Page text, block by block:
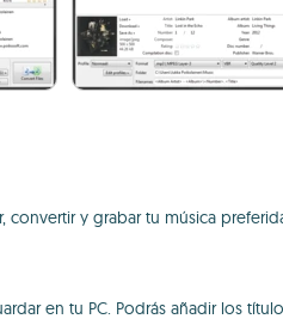
y grabar tu música
en tu PC. Podrás añadir los